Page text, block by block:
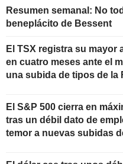
Resumen semanal: No
beneplácito de Bessent
El TSX registra su mayor
en cuatro meses ante el
una subida de tipos de la
El S&P 500 cierra en
tras un débil dato de
temor a nuevas subidas